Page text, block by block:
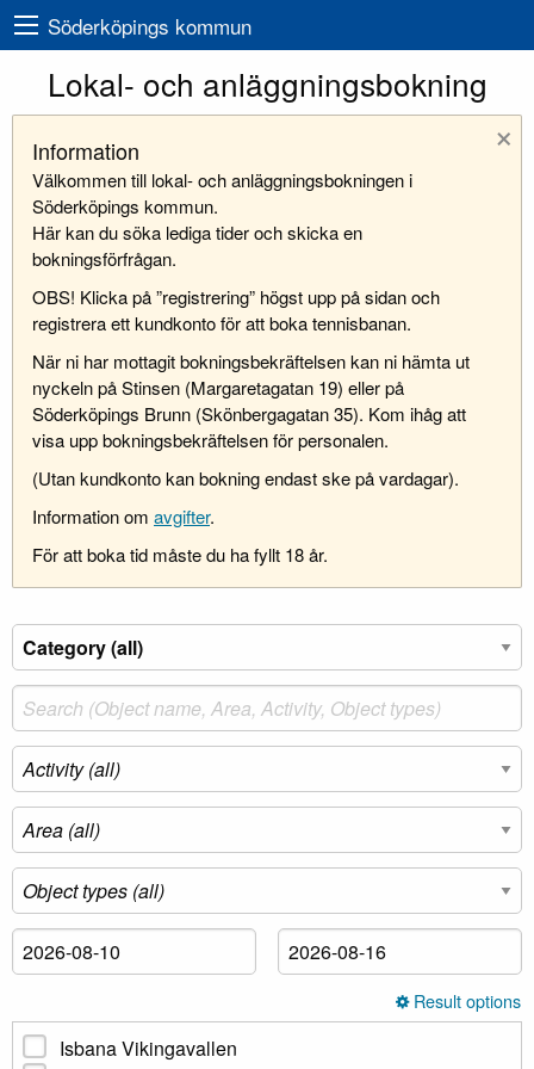
Söderköpings kommun
Lokal- och anläggningsbokning
×
Information
Välkommen till lokal- och anläggningsbokningen i
Söderköpings kommun.
Här kan du söka lediga tider och skicka en
bokningsförfrågan.
OBS! Klicka på ”registrering” högst upp på sidan och
registrera ett kundkonto för att boka tennisbanan.
När ni har mottagit bokningsbekräftelsen kan ni hämta ut
nyckeln på Stinsen (Margaretagatan 19) eller på
Söderköpings Brunn (Skönbergagatan 35). Kom ihåg att
visa upp bokningsbekräftelsen för personalen.
(Utan kundkonto kan bokning endast ske på vardagar).
Information om avgifter.
För att boka tid måste du ha fyllt 18 år.
Result options
Isbana Vikingavallen